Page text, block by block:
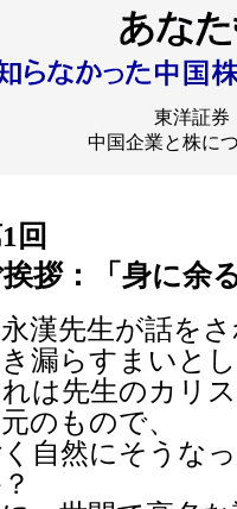
東洋証券
中国企業と株に
回
拶：「身に余
漢先生が話を
漏らすまいと
は先生のカリ
のもので、
自然にそうな